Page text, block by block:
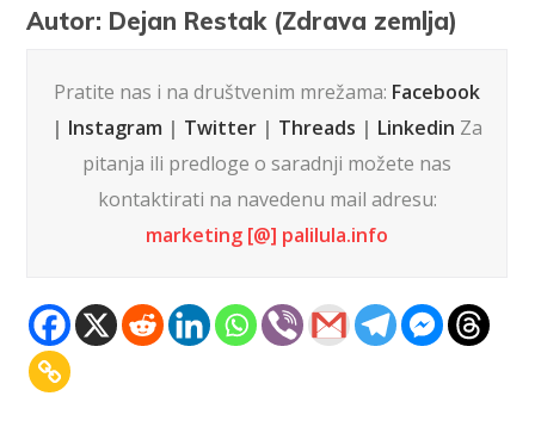
Autor: Dejan Restak (Zdrava zemlja)
Pratite nas i na društvenim mrežama: Facebook
| Instagram | Twitter | Threads | Linkedin Za
pitanja ili predloge o saradnji možete nas
kontaktirati na navedenu mail adresu:
marketing [@] palilula.info